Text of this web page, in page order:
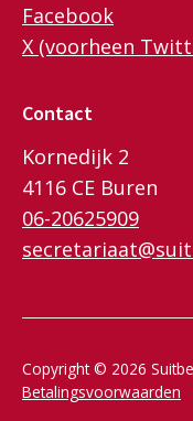
Facebook
X (voorheen
Contact
Kornedijk 2
4116 CE Buren
06-20625909
Copyright © 2026
Betalingsvoorwaarden